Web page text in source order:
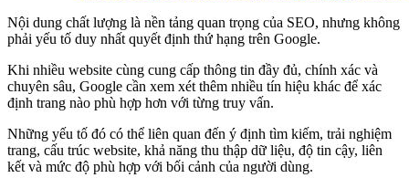
Nội dung chất lượng là nền tảng quan trọng của SEO, nhưng không
phải yếu tố duy nhất quyết định thứ hạng trên Google.
Khi nhiều website cùng cung cấp thông tin đầy đủ, chính xác và
chuyên sâu, Google cần xem xét thêm nhiều tín hiệu khác để xác
định trang nào phù hợp hơn với từng truy vấn.
Những yếu tố đó có thể liên quan đến ý định tìm kiếm, trải nghiệm
trang, cấu trúc website, khả năng thu thập dữ liệu, độ tin cậy, liên
kết và mức độ phù hợp với bối cảnh của người dùng.